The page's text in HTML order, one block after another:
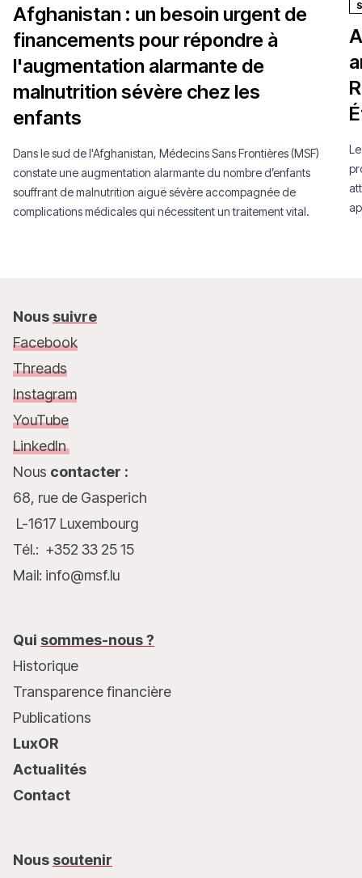
Afghanistan : un besoin urgent de
financements pour répondre à
l'augmentation alarmante de
malnutrition sévère chez les
enfants
Dans le sud de l'Afghanistan, Médecins Sans Frontières (MSF)
constate une augmentation alarmante du nombre d’enfants
souffrant de malnutrition aiguë sévère accompagnée de
complications médicales qui nécessitent un traitement vital.
Nous suivre
Facebook
Threads
Instagram
YouTube
LinkedIn
Nous contacter :
68, rue de Gasperich
L-1617 Luxembourg
Tél.: +352 33 25 15
Mail: info@msf.lu
Qui sommes-nous ?
Historique
Transparence financière
Publications
LuxOR
Actualités
Contact
Nous soutenir